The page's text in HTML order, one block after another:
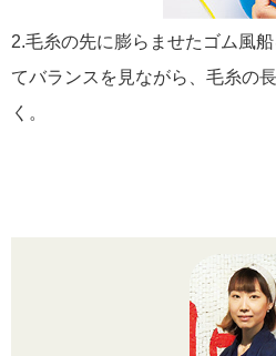
2.毛糸の先に膨らませたゴム風
てバランスを見ながら、毛糸の
く。